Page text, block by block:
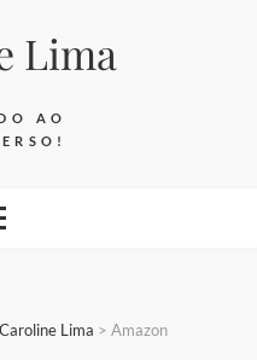
Lima
AO
Caroline Lima > Amazon